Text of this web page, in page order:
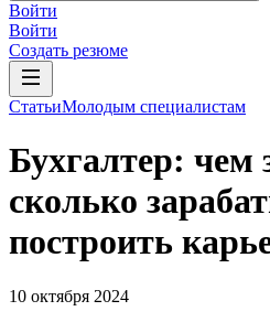
Войти
Войти
Создать резюме
СтатьиМолодым специалистам
Бухгалтер: чем
сколько
построить
10 октября 2024